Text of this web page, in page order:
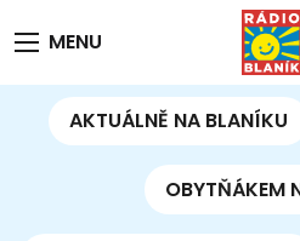
MENU
AKTUÁLNĚ NA BLANÍKU
OBYTŇÁKEM